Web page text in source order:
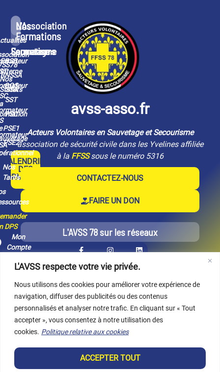
L'AVSS respecte votre vie privée.
Nous utilisons des cookies pour améliorer votre expérience de
navigation, diffuser des publicités ou des contenus
personnalisés et analyser notre trafic. En cliquant sur « Tout
accepter », vous consentez à notre utilisation des
cookies. Politique relative aux cookies
ACCEPTER TOUT
Nos
Formations
Sauvetage
BSB
BNSSA
SSA
Secourisme
En
Interne
GQS
SST
PSC
PSE1
PSE2
Formateurs
CALENDRIER
DES
FORMATIONS
L'Association
Nos
Statuts
Nos
Tarifs
DPS
Mon
Compte
avss-asso.fr
Acteurs Volontaires en Sauvetage et Secourisme
association de sécurité civile dans les Yvelines affiliée
à la FFSSsous le numéro 5316
CONTACTEZ-NOUS
FAIRE UN DON
L'AVSS 78 sur les réseaux
Acteurs Volontaires en Sauvetage et Secourisme (FFSS 78)
Association de loi 1901 affiliée à la FFSS dans les Yvelines (78) certifiée
Qualiopi.